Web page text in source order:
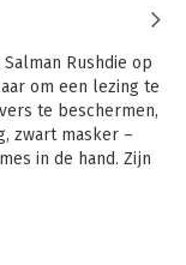
Rushdie op
om een lezing te
te beschermen,
zwart masker –
in de hand. Zijn